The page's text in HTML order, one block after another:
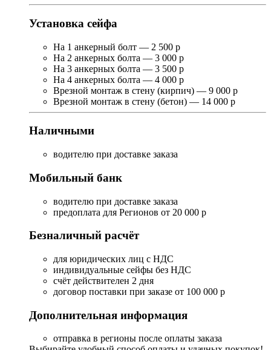
Установка сейфа
На 1 анкерный болт — 2 500 р
На 2 анкерных болта — 3 000 р
На 3 анкерных болта — 3 500 р
На 4 анкерных болта — 4 000 р
Врезной монтаж в стену (кирпич) — 9 000 р
Врезной монтаж в стену (бетон) — 14 000 р
Наличными
водителю при доставке заказа
Мобильный банк
водителю при доставке заказа
предоплата для Регионов от 20 000 р
Безналичный расчёт
для юридических лиц с НДС
индивидуальные сейфы без НДС
счёт действителен 2 дня
договор поставки при заказе от 100 000 р
Дополнительная информация
отправка в регионы после оплаты заказа